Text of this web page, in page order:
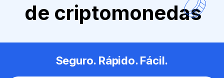
de criptomonedas
Seguro. Rápido. Fácil.